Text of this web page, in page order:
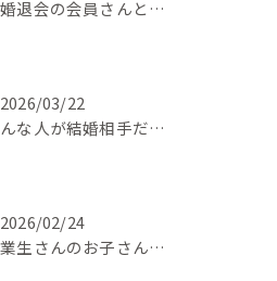
成婚退会の会員さんとお会いして来ました✨
2026/03/22
どんな人が結婚相手だといいのか
2026/02/24
卒業生さんのお子さんに会って来ました✨